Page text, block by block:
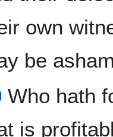
own
be
Who hath
is